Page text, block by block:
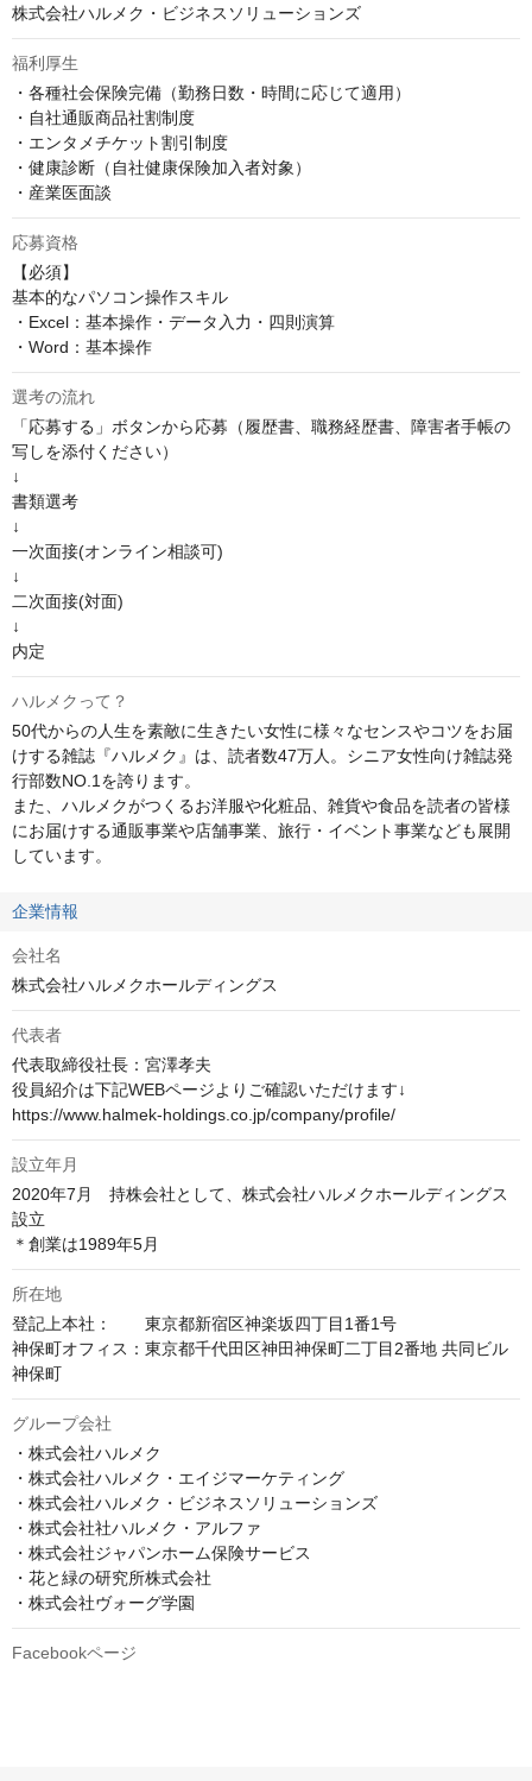
株式会社ハルメク・ビジネスソリューションズ
福利厚生
・各種社会保険完備（勤務日数・時間に応じて適用）
・自社通販商品社割制度
・エンタメチケット割引制度
・健康診断（自社健康保険加入者対象）
・産業医面談
応募資格
【必須】
基本的なパソコン操作スキル
・Excel：基本操作・データ入力・四則演算
・Word：基本操作
選考の流れ
「応募する」ボタンから応募（履歴書、職務経歴書、障害者手帳の
写しを添付ください）
↓
書類選考
↓
一次面接(オンライン相談可)
↓
二次面接(対面)
↓
内定
ハルメクって？
50代からの人生を素敵に生きたい女性に様々なセンスやコツをお届
けする雑誌『ハルメク』は、読者数47万人。シニア女性向け雑誌発
行部数NO.1を誇ります。
また、ハルメクがつくるお洋服や化粧品、雑貨や食品を読者の皆様
にお届けする通販事業や店舗事業、旅行・イベント事業なども展開
しています。
企業情報
会社名
株式会社ハルメクホールディングス
代表者
代表取締役社長：宮澤孝夫
役員紹介は下記WEBページよりご確認いただけます↓
https://www.halmek-holdings.co.jp/company/profile/
設立年月
2020年7月　持株会社として、株式会社ハルメクホールディングス
設立
＊創業は1989年5月
所在地
登記上本社：　　東京都新宿区神楽坂四丁目1番1号
神保町オフィス：東京都千代田区神田神保町二丁目2番地 共同ビル
神保町
グループ会社
・株式会社ハルメク
・株式会社ハルメク・エイジマーケティング
・株式会社ハルメク・ビジネスソリューションズ
・株式会社社ハルメク・アルファ
・株式会社ジャパンホーム保険サービス
・花と緑の研究所株式会社
・株式会社ヴォーグ学園
Facebookページ